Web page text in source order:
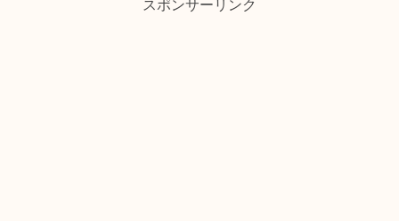
スポンサーリンク